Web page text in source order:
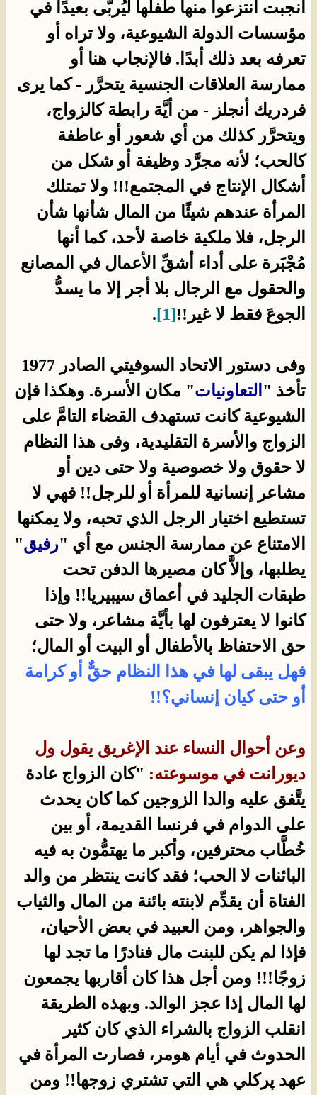
أنجبت انتزعوا منها طفلها ليُربَّى بعيدًا في
مؤسسات الدولة الشيوعية، ولا تراه أو
تعرفه بعد ذلك أبدًا. فالإنجاب هنا أو
ممارسة العلاقات الجنسية يتحرَّر - كما يرى
فردريك أنجلز - من أيَّة رابطة كالزواج،
ويتحرَّر كذلك من أي شعور أو عاطفة
كالحب؛ لأنه مجرَّد وظيفة أو شكل من
أشكال الإنتاج في المجتمع!!! ولا تمتلك
المرأة عندهم شيئًا من المال شأنها شأن
الرجل، فلا ملكية خاصة لأحد، كما أنها
مُجْبَرة على أداء أشقِّ الأعمال في المصانع
والحقول مع الرجال بلا أجر إلا ما يسدُّ
الجوعَ فقط لا غير!![1]
.
وفى دستور الاتحاد السوفيتي الصادر 1977
تأخذ " التعاونيات" مكان الأسرة. وهكذا فإن
الشيوعية كانت تستهدف القضاء التامَّ على
الزواج والأسرة التقليدية، وفى هذا النظام
لا حقوق ولا خصوصية ولا حتى دين أو
مشاعر إنسانية للمرأة أو للرجل!! فهي لا
تستطيع اختيار الرجل الذي تحبه، ولا يمكنها
الامتناع عن ممارسة الجنس مع أي "رفيق"
يطلبها، وإلاَّ كان مصيرها الدفن تحت
طبقات الجليد في أعماق سيبيريا!! وإذا
كانوا لا يعترفون لها بأيَّة مشاعر، ولا حتى
حق الاحتفاظ بالأطفال أو البيت أو المال؛
فهل يبقى لها في هذا النظام حقٌّ أو كرامة
أو حتى كيان إنساني؟!!
وعن أحوال النساء عند الإغريق يقول ول
ديورانت في موسوعته: "كان الزواج عادة
يتَّفق عليه والدا الزوجين كما كان يحدث
على الدوام في فرنسا القديمة، أو بين
خُطَّاب محترفين، وأكبر ما يهتمُّون به فيه
البائنات لا الحب؛ فقد كانت ينتظر من والد
الفتاة أن يقدِّم لابنته بائنة من المال والثياب
والجواهر، ومن العبيد في بعض الأحيان،
فإذا لم يكن للبنت مال فنادرًا ما تجد لها
زوجًا!!! ومن أجل هذا كان أقاربها يجمعون
لها المال إذا عجز الوالد. وبهذه الطريقة
انقلب الزواج بالشراء الذي كان كثير
الحدوث في أيام هومر، فصارت المرأة في
عهد پركلي هي التي تشتري زوجها!! ومن